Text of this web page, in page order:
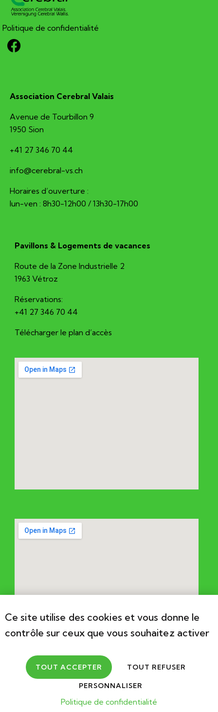
Politique de confidentialité
Association Cerebral Valais
Avenue de Tourbillon 9
1950 Sion
+41 27 346 70 44
hc.sv-larberec@ofni
Horaires d’ouverture :
lun-ven : 8h30-12h00 / 13h30-17h00
Pavillons & Logements de vacances
Route de la Zone Industrielle 2
1963 Vétroz
Réservations:
+41 27 346 70 44
Télécharger le plan d’accès
Association Cérébral Valais. Développements par
Ce site utilise des cookies et vous donne le
contrôle sur ceux que vous souhaitez activer
TOUT ACCEPTER TOUT REFUSER
PERSONNALISER
Politique de confidentialité